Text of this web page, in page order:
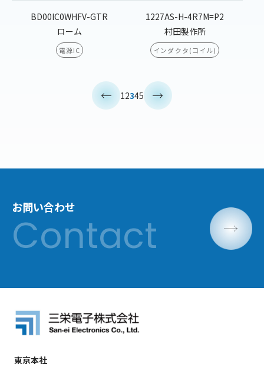
BD00IC0WHFV-GTR
ローム
電源IC
1227AS-H-4R7M=P2
村田製作所
インダクタ(コイル)
12345
お問い合わせ
東京本社